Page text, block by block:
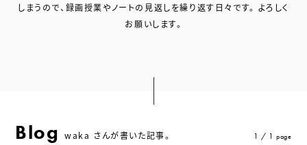
しまうので、録画授業やノートの見返しを繰り返す日々です。 よろしく
お願いします。
Blog waka さんが書いた記事。 1 / 1page